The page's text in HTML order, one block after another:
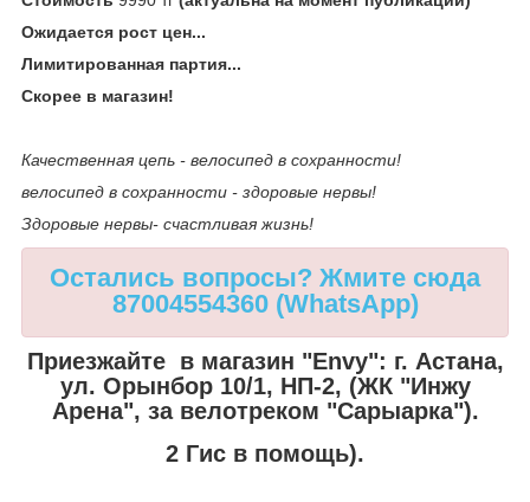
Ожидается рост цен...
Лимитированная партия...
Скорее в магазин!
Качественная цепь - велосипед в сохранности!
велосипед в сохранности - здоровые нервы!
Здоровые нервы- счастливая жизнь!
Остались вопросы? Жмите сюда
87004554360 (WhatsApp)
Приезжайте в магазин "Envy": г. Астана,
ул. Орынбор 10/1, НП-2, (ЖК "Инжу
Арена", за велотреком "Сарыарка").
2 Гис в помощь).